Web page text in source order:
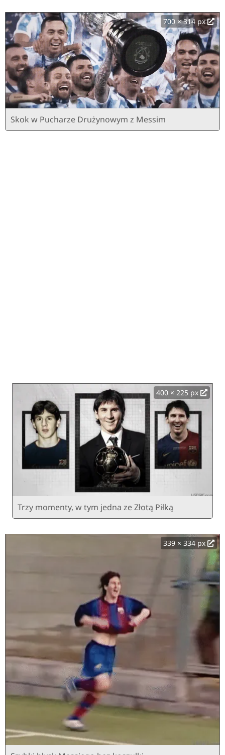
700 × 314 px
Skok w Pucharze Drużynowym z Messim
400 × 225 px
Trzy momenty, w tym jedna ze Złotą Piłką
339 × 334 px